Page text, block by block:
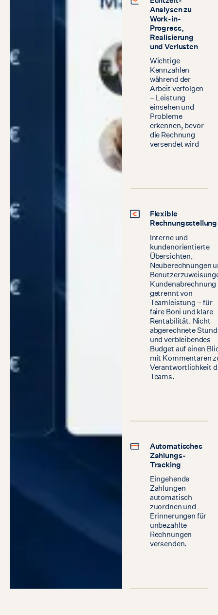
Analysen zu
Work-in-
Progress,
Realisierung
und Verlusten
Wichtige
Kennzahlen
während der
Arbeit verfolgen
– Leistung
einsehen und
Probleme
erkennen, bevor
die Rechnung
versendet wird
Flexible
Rechnungsstellung
Interne und
kundenorientierte
Übersichten,
Neuberechnungen
Kundenabrechnung
getrennt von
Teamleistung – für
faire Boni und klare
Rentabilität. Nicht
abgerechnete
und verbleibendes
Budget auf einen
mit Kommentaren
Verantwortlichkeit
Teams.
Automatisches
Zahlungs-
Tracking
Eingehende
Zahlungen
automatisch
zuordnen und
Erinnerungen für
unbezahlte
Rechnungen
versenden.